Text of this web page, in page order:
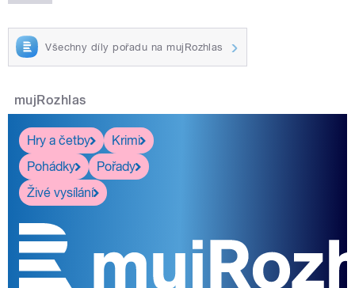
Všechny díly pořadu na mujRozhlas
mujRozhlas
Hry a četby
Krimi
Pohádky
Pořady
Živé vysílání